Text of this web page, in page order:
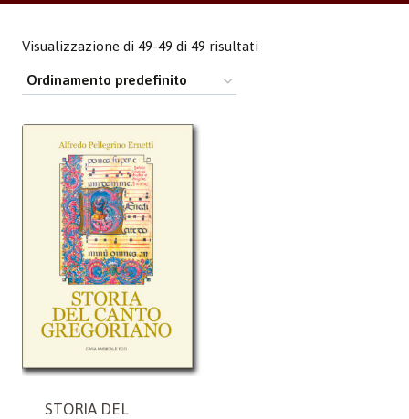
Visualizzazione di 49-49 di 49 risultati
STORIA DEL